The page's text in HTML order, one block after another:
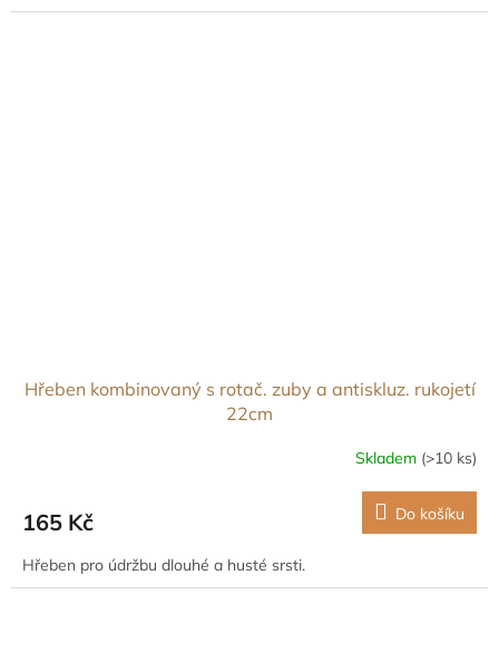
Hřeben kombinovaný s rotač. zuby a antiskluz. rukojetí
22cm
Skladem (>10 ks)
165 Kč Do košíku
Hřeben pro údržbu dlouhé a husté srsti.